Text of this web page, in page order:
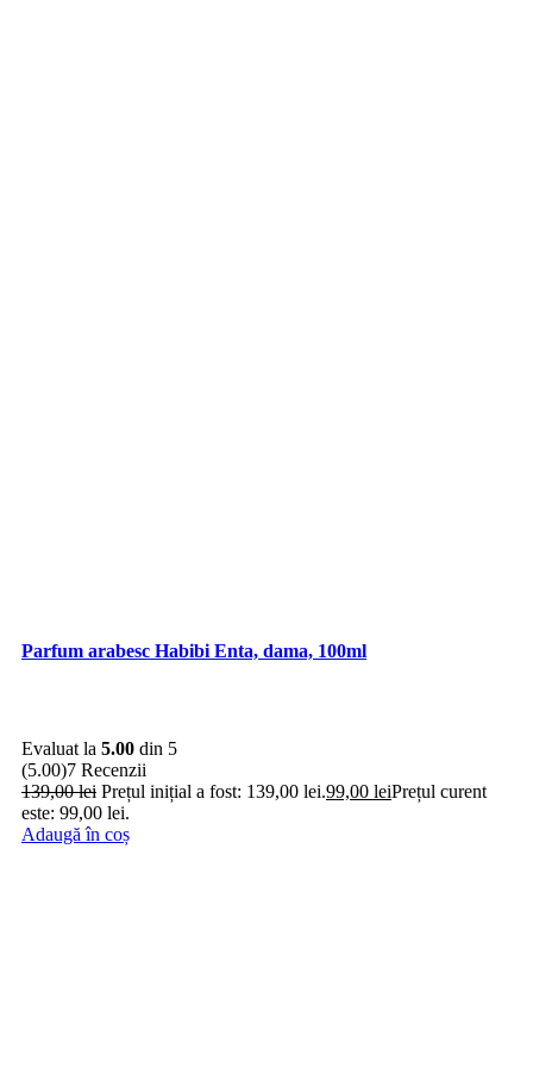
Parfum arabesc Habibi Enta, dama, 100ml
Evaluat la 5.00 din 5
(5.00)7 Recenzii
139,00lei Prețul inițial a fost: 139,00 lei.99,00 leiPrețul curent
este: 99,00 lei.
Adaugă în coș